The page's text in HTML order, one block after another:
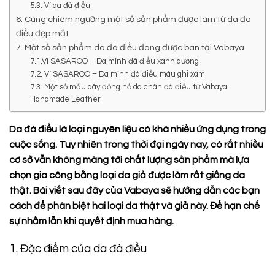
5.3. Ví da đà điểu
6. Cùng chiêm ngưỡng một số sản phẩm được làm từ da đà
điểu đẹp mắt
7. Một số sản phẩm da đà điểu đang được bán tại Vabaya
7.1.Ví SASAROO – Da mình đà điểu xanh dương
7.2. Ví SASAROO – Da mình đà điểu màu ghi xám
7.3. Một số mẫu dây đồng hồ da chân đà điểu từ Vabaya
Handmade Leather
Da đà điểu là loại nguyên liệu có khá nhiều ứng dụng trong
cuộc sống. Tuy nhiên trong thời đại ngày nay, có rất nhiều
cơ sở vẫn không màng tới chất lượng sản phẩm mà lựa
chọn gia công bằng loại da giả được làm rất giống da
thật. Bài viết sau đây của Vabaya sẽ hướng dẫn các bạn
cách để phân biệt hai loại da thật và giả này. Để hạn chế
sự nhầm lẫn khi quyết định mua hàng.
1. Đặc điểm của da đà điểu